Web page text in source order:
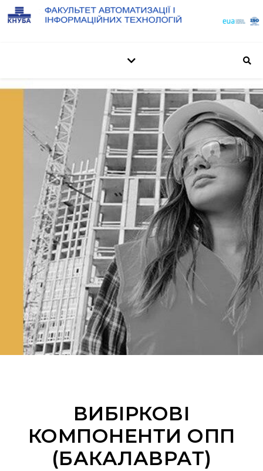
ВИБІРКОВІ
КОМПОНЕНТИ ОПП
(БАКАЛАВРАТ)